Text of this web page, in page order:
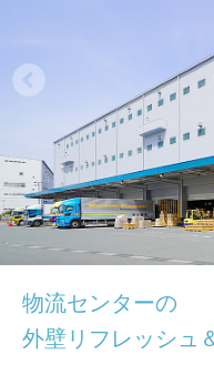
物流センターの
外壁リフレッシュ